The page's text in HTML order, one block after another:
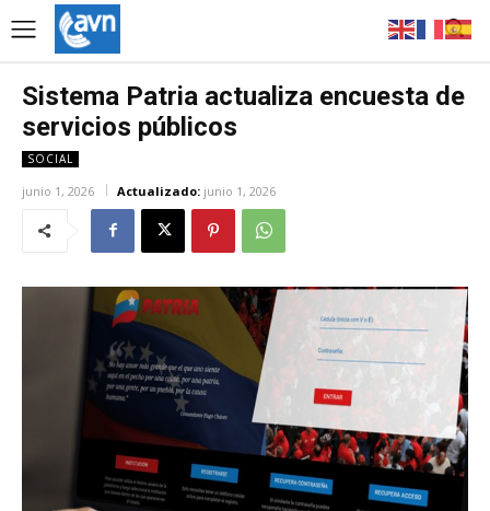
Sistema Patria actualiza encuesta de
servicios públicos
SOCIAL
junio 1, 2026 Actualizado: junio 1, 2026